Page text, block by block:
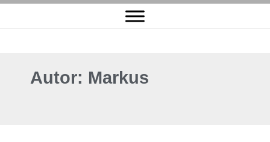
Autor: Markus